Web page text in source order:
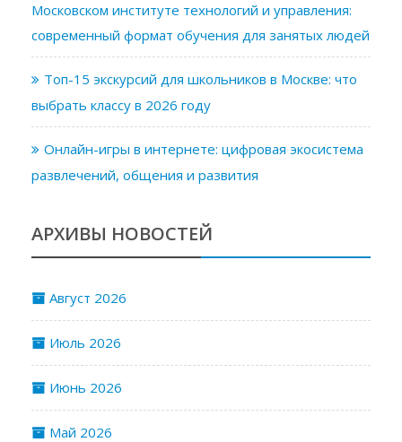
Московском институте технологий и управления:
современный формат обучения для занятых людей
Топ-15 экскурсий для школьников в Москве: что
выбрать классу в 2026 году
Онлайн-игры в интернете: цифровая экосистема
развлечений, общения и развития
АРХИВЫ НОВОСТЕЙ
Август 2026
Июль 2026
Июнь 2026
Май 2026